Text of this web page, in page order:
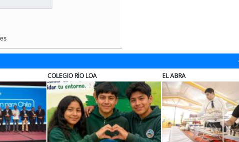
MUTUAL ELECTROLUX